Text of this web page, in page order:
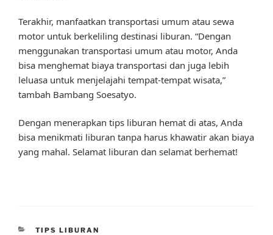
Terakhir, manfaatkan transportasi umum atau sewa
motor untuk berkeliling destinasi liburan. “Dengan
menggunakan transportasi umum atau motor, Anda
bisa menghemat biaya transportasi dan juga lebih
leluasa untuk menjelajahi tempat-tempat wisata,”
tambah Bambang Soesatyo.
Dengan menerapkan tips liburan hemat di atas, Anda
bisa menikmati liburan tanpa harus khawatir akan biaya
yang mahal. Selamat liburan dan selamat berhemat!
CATEGORIES
TIPS LIBURAN